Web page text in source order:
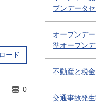
ード
0
プンデータセ
オープンデ
準オープンデ
不動産と税金
交通事故発